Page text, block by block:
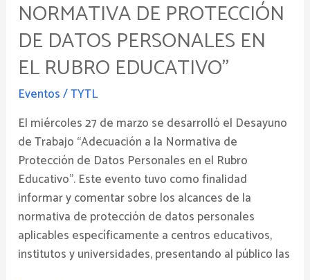
NORMATIVA DE PROTECCIÓN
DE DATOS PERSONALES EN
EL RUBRO EDUCATIVO”
Eventos/TYTL
El miércoles 27 de marzo se desarrolló el Desayuno
de Trabajo “Adecuación a la Normativa de
Protección de Datos Personales en el Rubro
Educativo”. Este evento tuvo como finalidad
informar y comentar sobre los alcances de la
normativa de protección de datos personales
aplicables específicamente a centros educativos,
institutos y universidades, presentando al público las
la
Normativa
de
Protección
de
Personales
en
el
Rubro
Educativo”